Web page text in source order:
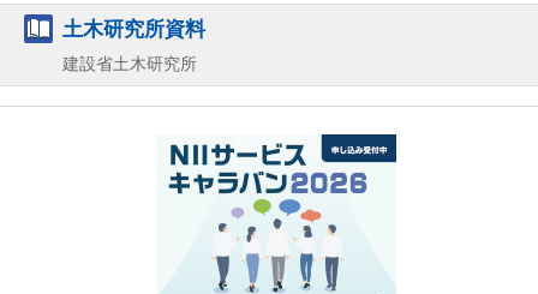
土木研究所資料
建設省土木研究所